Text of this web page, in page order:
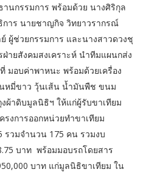
นกรรมการ พร้อมด้วย นางศิริกุล
การ นายชาญกิจ วิทยาวรากรณ์
ผู้ช่วยกรรมการ และนางสาวดวงชุ
ายสังคมสงเคราะห์ นำทีมแผนกส่ง
มอบค่าพาหนะ พร้อมด้วยเครื่อง
หมี่ขาว วุ้นเส้น น้ำมันพืช ขนม
ผ้าดิบมูลนิธิฯ ให้แก่ผู้รับขาเทียม
งการออกหน่วยทำขาเทียม
รวมจำนวน 175 คน รวมงบ
บาท พร้อมมอบรถโดยสาร
บาท แก่มูลนิธิขาเทียม ใน